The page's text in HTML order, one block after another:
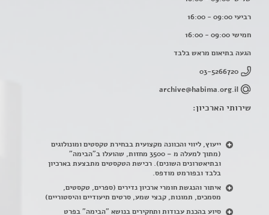
רביעי 09:00 - 16:00
חמישי 09:00 - 16:00
הגעה בתיאום מראש בלבד
03-5266720
archive@habima.org.il
שירותי הארכיון:
ייעוץ, ליווי והכוונה מקצועית בבחירת טקסטים ומונולוגים
(מתוך למעלה מ – 3500 מחזות, שהועלו ב"הבימה"
ובתיאטרונים השונים). רכישת הטקסטים מתבצעת בארכיון
בלבד ובפורמט מודפס.
איתור והנגשת חומרי ארכיון נדירים (ספרים, טקסטים,
מסמכים, תמונות, קבצי שמע, סרטים תיעודיים והיסטוריים)
סיוע בהכנת עבודות ותחקירים בנושא "הבימה" בפרט